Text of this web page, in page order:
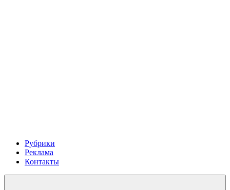
Рубрики
Реклама
Контакты